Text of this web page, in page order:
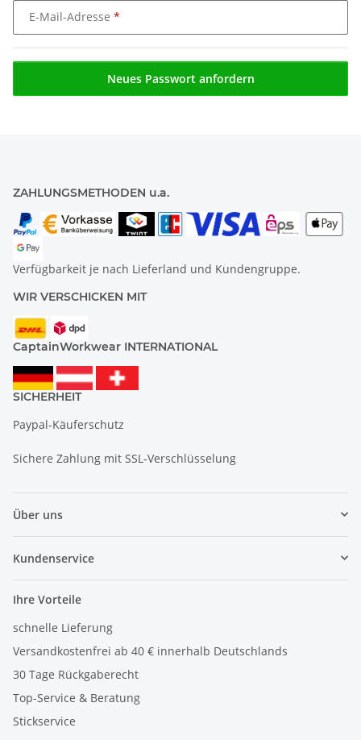
E-Mail-Adresse
Neues Passwort anfordern
ZAHLUNGSMETHODEN u.a.
Verfügbarkeit je nach Lieferland und Kundengruppe.
WIR VERSCHICKEN MIT
CaptainWorkwear INTERNATIONAL
SICHERHEIT
Paypal-Käuferschutz
Sichere Zahlung mit SSL-Verschlüsselung
Über uns
Kundenservice
Ihre Vorteile
schnelle Lieferung
Versandkostenfrei ab 40 € innerhalb Deutschlands
30 Tage Rückgaberecht
Top-Service & Beratung
Stickservice